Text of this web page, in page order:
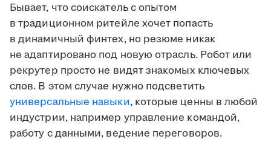
Бывает, что соискатель с опытом
в традиционном ритейле хочет попасть
в динамичный финтех, но резюме никак
не адаптировано под новую отрасль. Робот или
рекрутер просто не видят знакомых ключевых
слов. В этом случае нужно подсветить
универсальные навыки, которые ценны в любой
индустрии, например управление командой,
работу с данными, ведение переговоров.